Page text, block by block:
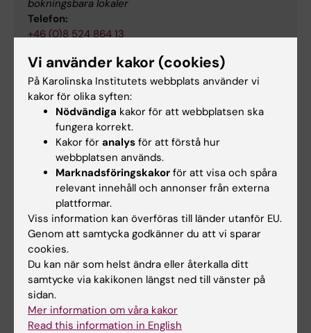
bokningsbara lokaler
Telefon:
+46 (0)8 524 864 13
av-support-solna@ki.se
Vi använder kakor (cookies)
På Karolinska Institutets webbplats använder vi
kakor för olika syften:
Nödvändiga kakor för att webbplatsen ska
fungera korrekt.
Kakor för analys för att förstå hur
webbplatsen används.
Marknadsföringskakor för att visa och spåra
relevant innehåll och annonser från externa
plattformar.
Viss information kan överföras till länder utanför EU.
Genom att samtycka godkänner du att vi sparar
cookies.
Du kan när som helst ändra eller återkalla ditt
samtycke via kakikonen längst ned till vänster på
sidan.
Mer information om våra kakor
Read this information in English